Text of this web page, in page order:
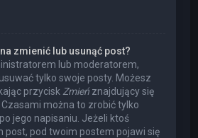
zmienić lub usunąć post?
lub moderatorem,
tylko swoje posty. Możesz
przycisk Zmień znajdujący się
można to zrobić tylko
jego napisaniu. Jeżeli ktoś
post, pod twoim postem pojawi się